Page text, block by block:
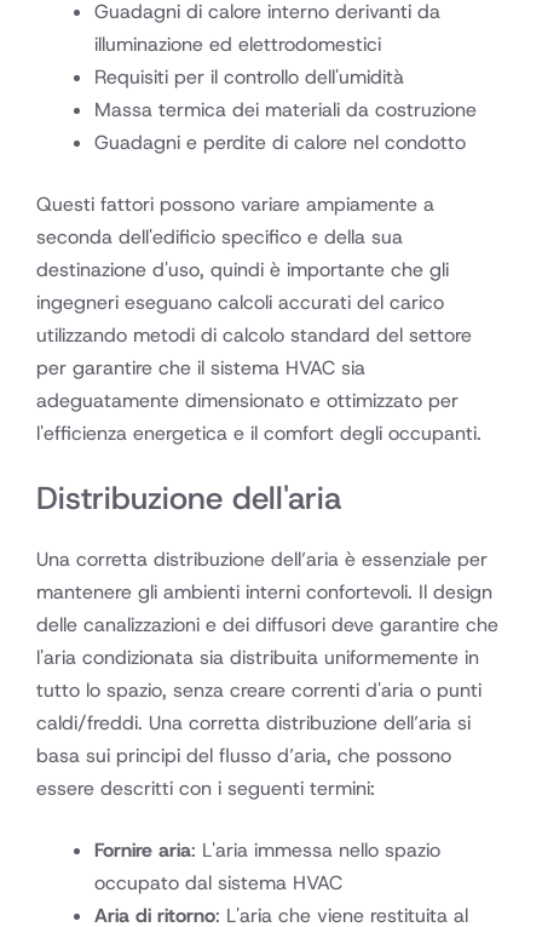
Guadagni di calore interno derivanti da
illuminazione ed elettrodomestici
Requisiti per il controllo dell'umidità
Massa termica dei materiali da costruzione
Guadagni e perdite di calore nel condotto
Questi fattori possono variare ampiamente a
seconda dell'edificio specifico e della sua
destinazione d'uso, quindi è importante che gli
ingegneri eseguano calcoli accurati del carico
utilizzando metodi di calcolo standard del settore
per garantire che il sistema HVAC sia
adeguatamente dimensionato e ottimizzato per
l'efficienza energetica e il comfort degli occupanti.
Distribuzione dell'aria
Una corretta distribuzione dell’aria è essenziale per
mantenere gli ambienti interni confortevoli. Il design
delle canalizzazioni e dei diffusori deve garantire che
l'aria condizionata sia distribuita uniformemente in
tutto lo spazio, senza creare correnti d'aria o punti
caldi/freddi. Una corretta distribuzione dell’aria si
basa sui principi del flusso d’aria, che possono
essere descritti con i seguenti termini:
Fornire aria: L'aria immessa nello spazio
occupato dal sistema HVAC
Aria di ritorno: L'aria che viene restituita al